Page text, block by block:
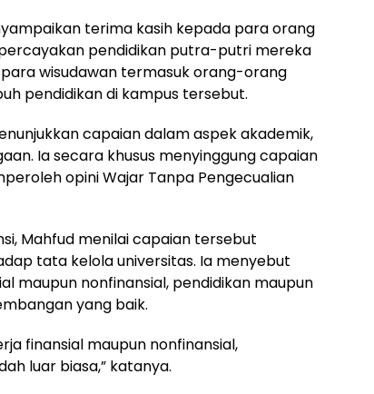
terima kasih kepada para orang
pendidikan putra-putri mereka
wisudawan termasuk orang-orang
pendidikan di kampus tersebut.
capaian dalam aspek akademik,
Ia secara khusus menyinggung capaian
opini Wajar Tanpa Pengecualian
Mahfud menilai capaian tersebut
tata kelola universitas. Ia menyebut
maupun nonfinansial, pendidikan maupun
yang baik.
finansial maupun nonfinansial,
luar biasa,” katanya.